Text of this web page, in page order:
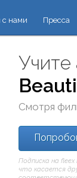
с нами Пресса
Смотря
Подписка на
что касается